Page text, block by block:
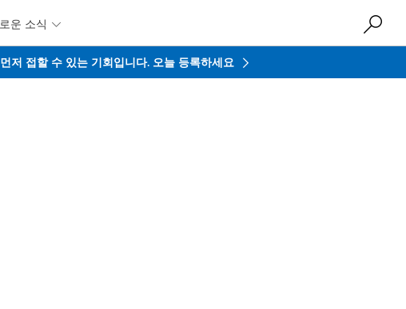
새로운 소식 
저 접할 수 있는 기회입니다. 오늘 등록하세요